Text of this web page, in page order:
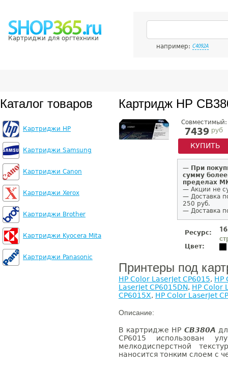
Картриджи для оргтехники
например: C4092A
Каталог товаров
Картриджи HP
Картриджи Samsung
Картриджи Canon
Картриджи Xerox
Картриджи Brother
Картриджи Kyocera Mita
Картриджи Panasonic
Картридж HP
Совместимый:
7439 руб
КУПИТЬ
— При
сумму
пределах
— Акции не
— Доставка
250 руб.
— Доставка
Ресурс:
Цвет:
Принтеры под
HP Color LaserJet CP6015, HP
LaserJet CP6015DN, HP Color
CP6015X, HP Color LaserJet
Описание:
В картридже HP CB380A
CP6015 использован
мелкодисперстной
наносится тонким слоем с